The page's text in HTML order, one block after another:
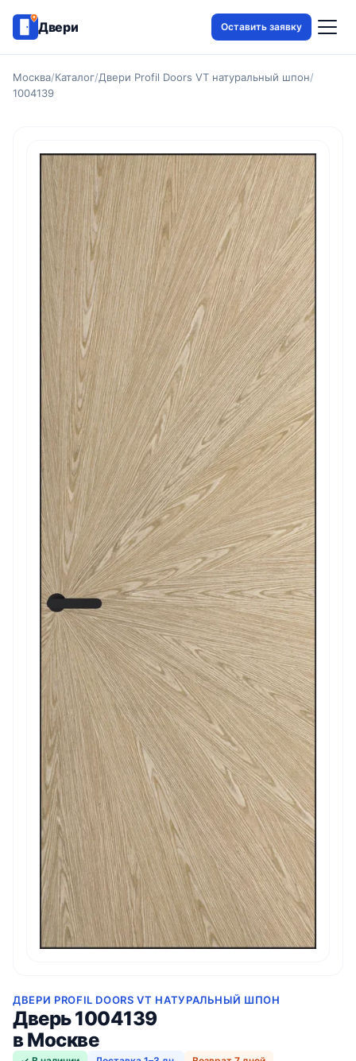
Двери Оставить заявку
Москва/Каталог/Двери Profil Doors VT натуральный шпон/
1004139
ДВЕРИ PROFIL DOORS VT НАТУРАЛЬНЫЙ ШПОН
Дверь 1004139
в Москве